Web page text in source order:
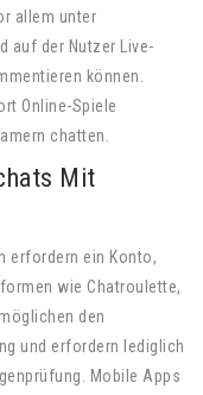
allem unter
auf der Nutzer Live-
können.
Online-Spiele
chatten.
Mit
erfordern ein Konto,
wie Chatroulette,
den
und erfordern lediglich
Mobile Apps